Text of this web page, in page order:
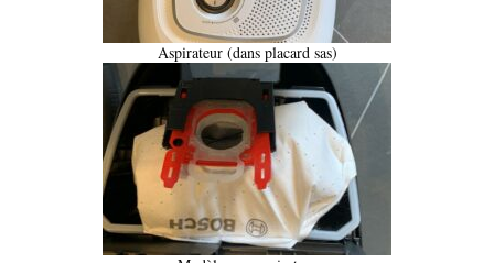
Aspirateur (dans placard sas)